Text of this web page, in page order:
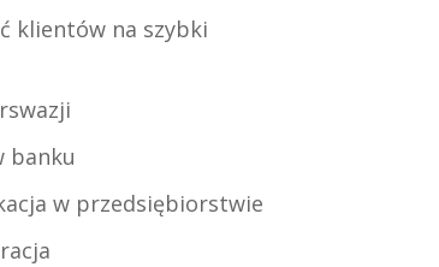
klientów na szybki
banku
w przedsiębiorstwie